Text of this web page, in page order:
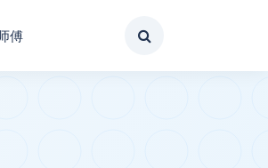
傅